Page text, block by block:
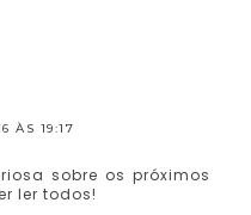
ÀS 19:17
sobre os próximos
ler todos!